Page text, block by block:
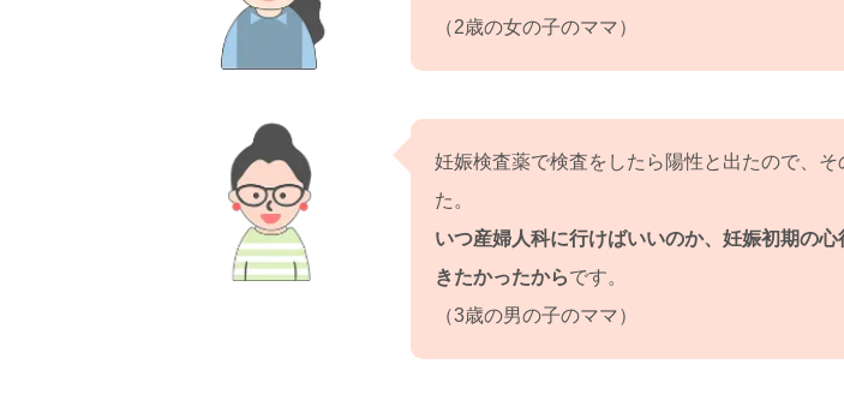
（2歳の女の子のママ）
妊娠検査薬で検査をしたら陽性と出たので、そ
た。
いつ産婦人科に行けばいいのか、妊娠初期の心
きたかったからです。
（3歳の男の子のママ）